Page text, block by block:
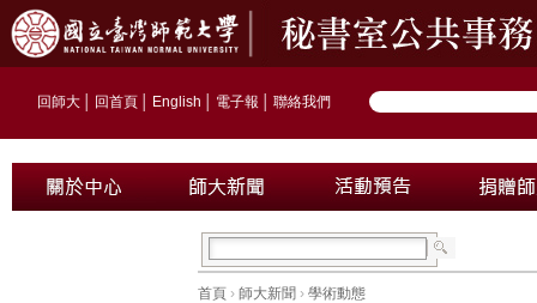
回師大 回首頁 English 電子報 聯絡我們
首頁 › 師大新聞 › 學術動態